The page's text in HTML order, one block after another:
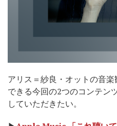
アリス＝紗良・オットの音
できる今回の2つのコンテン
していただきたい。